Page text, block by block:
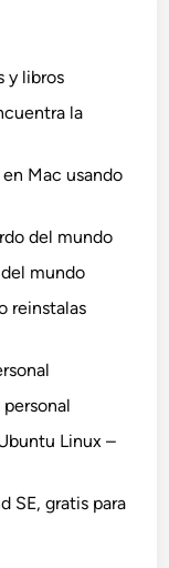
y libros
la
Mac usando
del mundo
mundo
reinstalas
Linux –
SE, gratis para